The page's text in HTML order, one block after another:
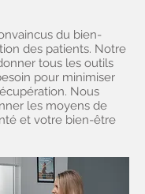
du bien-
des patients. Notre
tous les outils
pour minimiser
Nous
les moyens de
et votre bien-être